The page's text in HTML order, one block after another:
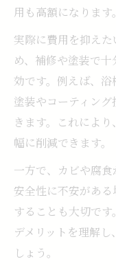
用も高額になります。
実際に費用を抑え
め、補修や塗装で
効です。例えば、
塗装やコーティン
きます。これによ
幅に削減できます。
一方で、カビや腐
安全性に不安があ
することも大切で
デメリットを理解
しょう。